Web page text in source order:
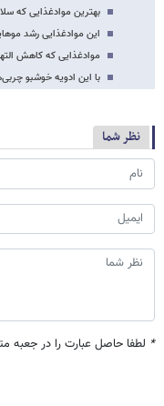
بهترین موادغذایی که
این موادغذایی رشد
موادغذایی که کاهش
با این ادویه خوشبو
نظر شما
* لطفا حاصل عبارت را در جعبه